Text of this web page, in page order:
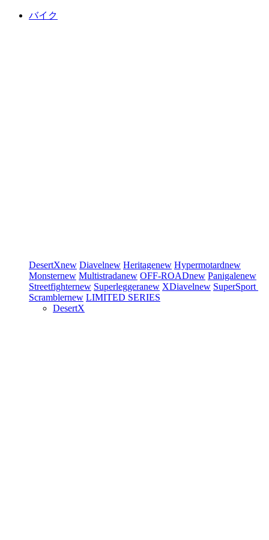
バイク
DesertXnew Diavelnew Heritagenew Hypermotardnew
Monsternew Multistradanew OFF-ROADnew Panigalenew
Streetfighternew Superleggeranew XDiavelnew SuperSport
Scramblernew LIMITED SERIES
DesertX